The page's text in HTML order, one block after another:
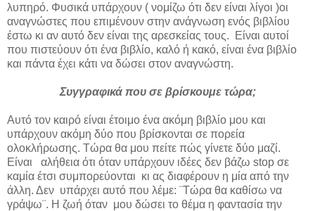
λυπηρό. Φυσικά υπάρχουν ( νομίζω ότι δεν είναι λίγοι )οι
αναγνώστες που επιμένουν στην ανάγνωση ενός βιβλίου
έστω κι αν αυτό δεν είναι της αρεσκείας τους. Είναι αυτοί
που πιστεύουν ότι ένα βιβλίο, καλό ή κακό, είναι ένα βιβλίο
και πάντα έχει κάτι να δώσει στον αναγνώστη.
Συγγραφικά που σε βρίσκουμε τώρα;
Αυτό τον καιρό είναι έτοιμο ένα ακόμη βιβλίο μου και
υπάρχουν ακόμη δύο που βρίσκονται σε πορεία
ολοκλήρωσης. Τώρα θα μου πείτε πώς γίνετε δύο μαζί.
Είναι αλήθεια ότι όταν υπάρχουν ιδέες δεν βάζω stop σε
καμία έτσι συμπορεύονται κι ας διαφέρουν η μία από την
άλλη. Δεν υπάρχει αυτό που λέμε: ¨Τώρα θα καθίσω να
γράψω¨. Η ζωή όταν μου δώσει το θέμα η φαντασία την